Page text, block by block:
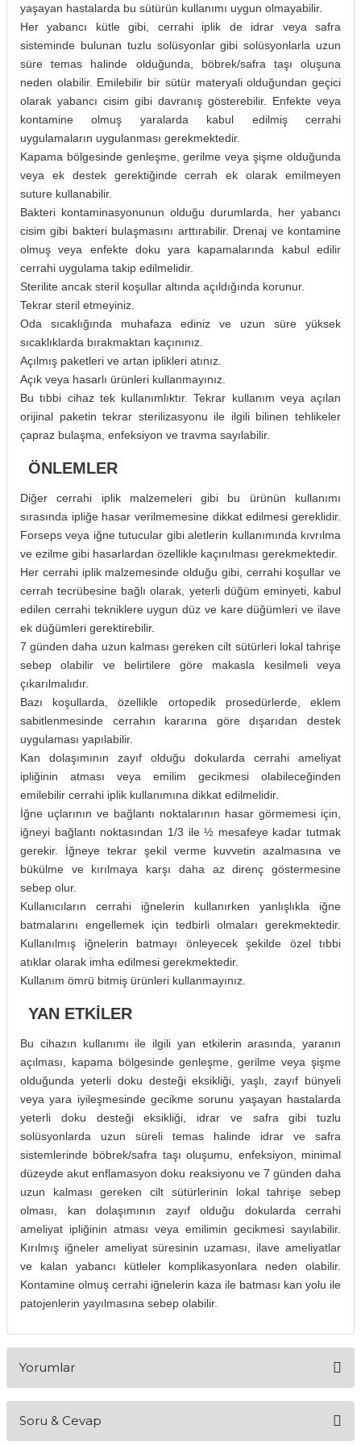
yaşayan hastalarda bu sütürün kullanımı uygun olmayabilir.
Her yabancı kütle gibi, cerrahi iplik de idrar veya safra
sisteminde bulunan tuzlu solüsyonlar gibi solüsyonlarla uzun
süre temas halinde olduğunda, böbrek/safra taşı oluşuna
neden olabilir. Emilebilir bir sütür materyali olduğundan geçici
olarak yabancı cisim gibi davranış gösterebilir. Enfekte veya
kontamine olmuş yaralarda kabul edilmiş cerrahi
uygulamaların uygulanması gerekmektedir.
Kapama bölgesinde genleşme, gerilme veya şişme olduğunda
veya ek destek gerektiğinde cerrah ek olarak emilmeyen
suture kullanabilir.
Bakteri kontaminasyonunun olduğu durumlarda, her yabancı
cisim gibi bakteri bulaşmasını arttırabilir. Drenaj ve kontamine
olmuş veya enfekte doku yara kapamalarında kabul edilir
cerrahi uygulama takip edilmelidir.
Sterilite ancak steril koşullar altında açıldığında korunur.
Tekrar steril etmeyiniz.
Oda sıcaklığında muhafaza ediniz ve uzun süre yüksek
sıcaklıklarda bırakmaktan kaçınınız.
Açılmış paketleri ve artan iplikleri atınız.
Açık veya hasarlı ürünleri kullanmayınız.
Bu tıbbi cihaz tek kullanımlıktır. Tekrar kullanım veya açılan
orijinal paketin tekrar sterilizasyonu ile ilgili bilinen tehlikeler
çapraz bulaşma, enfeksiyon ve travma sayılabilir.
ÖNLEMLER
Diğer cerrahi iplik malzemeleri gibi bu ürünün kullanımı
sırasında ipliğe hasar verilmemesine dikkat edilmesi gereklidir.
Forseps veya iğne tutucular gibi aletlerin kullanımında kıvrılma
ve ezilme gibi hasarlardan özellikle kaçınılması gerekmektedir.
Her cerrahi iplik malzemesinde olduğu gibi, cerrahi koşullar ve
cerrah tecrübesine bağlı olarak, yeterli düğüm eminyeti, kabul
edilen cerrahi tekniklere uygun düz ve kare düğümleri ve ilave
ek düğümleri gerektirebilir.
7 günden daha uzun kalması gereken cilt sütürleri lokal tahrişe
sebep olabilir ve belirtilere göre makasla kesilmeli veya
çıkarılmalıdır.
Bazı koşullarda, özellikle ortopedik prosedürlerde, eklem
sabitlenmesinde cerrahın kararına göre dışarıdan destek
uygulaması yapılabilir.
Kan dolaşımının zayıf olduğu dokularda cerrahi ameliyat
ipliğinin atması veya emilim gecikmesi olabileceğinden
emilebilir cerrahi iplik kullanımına dikkat edilmelidir.
İğne uçlarının ve bağlantı noktalarının hasar görmemesi için,
iğneyi bağlantı noktasından 1/3 ile ½ mesafeye kadar tutmak
gerekir. İğneye tekrar şekil verme kuvvetin azalmasına ve
bükülme ve kırılmaya karşı daha az direnç göstermesine
sebep olur.
Kullanıcıların cerrahi iğnelerin kullanırken yanlışlıkla iğne
batmalarını engellemek için tedbirli olmaları gerekmektedir.
Kullanılmış iğnelerin batmayı önleyecek şekilde özel tıbbi
atıklar olarak imha edilmesi gerekmektedir.
Kullanım ömrü bitmiş ürünleri kullanmayınız.
YAN ETKİLER
Bu cihazın kullanımı ile ilgili yan etkilerin arasında, yaranın
açılması, kapama bölgesinde genleşme, gerilme veya şişme
olduğunda yeterli doku desteği eksikliği, yaşlı, zayıf bünyeli
veya yara iyileşmesinde gecikme sorunu yaşayan hastalarda
yeterli doku desteği eksikliği, idrar ve safra gibi tuzlu
solüsyonlarda uzun süreli temas halinde idrar ve safra
sistemlerinde böbrek/safra taşı oluşumu, enfeksiyon, minimal
düzeyde akut enflamasyon doku reaksiyonu ve 7 günden daha
uzun kalması gereken cilt sütürlerinin lokal tahrişe sebep
olması, kan dolaşımının zayıf olduğu dokularda cerrahi
ameliyat ipliğinin atması veya emilimin gecikmesi sayılabilir.
Kırılmış iğneler ameliyat süresinin uzaması, ilave ameliyatlar
ve kalan yabancı kütleler komplikasyonlara neden olabilir.
Kontamine olmuş cerrahi iğnelerin kaza ile batması kan yolu ile
patojenlerin yayılmasına sebep olabilir.
Yorumlar
Soru & Cevap